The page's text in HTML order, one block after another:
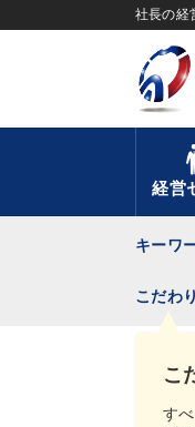
社長の経
経営
キーワ
こ
す
こだわ
講話